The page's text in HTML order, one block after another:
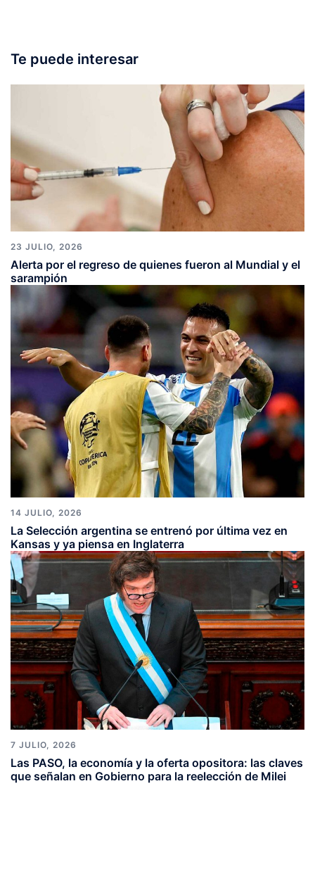
Te puede interesar
23 JULIO, 2026
Alerta por el regreso de quienes fueron al Mundial y el
sarampión
14 JULIO, 2026
La Selección argentina se entrenó por última vez en
Kansas y ya piensa en Inglaterra
7 JULIO, 2026
Las PASO, la economía y la oferta opositora: las claves
que señalan en Gobierno para la reelección de Milei